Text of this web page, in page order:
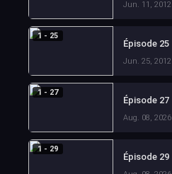
Jun. 11, 2012
1 - 25
Épisode 25
Jun. 25, 2012
1 - 27
Épisode 27
Aug. 08, 2026
1 - 29
Épisode 29